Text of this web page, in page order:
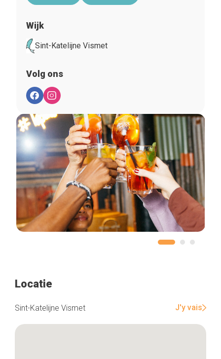
Wijk
Sint-Katelijne Vismet
Volg ons
Locatie
Sint-Katelijne Vismet J'y vais